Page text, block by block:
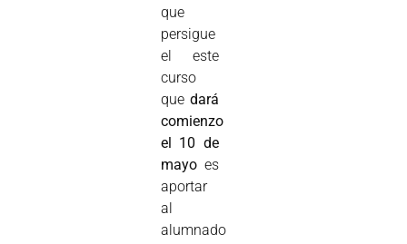
que
persigue
el este
curso
que dará
comienzo
el 10 de
mayo es
aportar
al
alumnado